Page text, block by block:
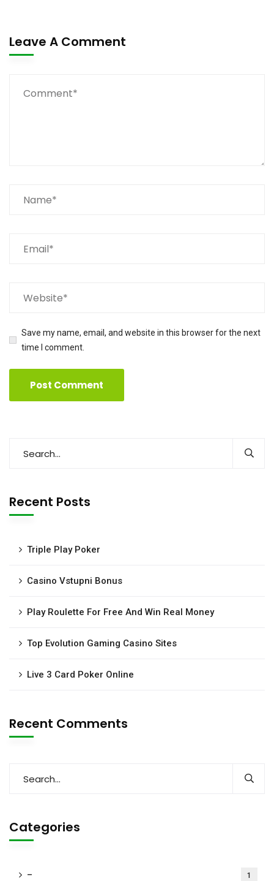
Leave A Comment
Save my name, email, and website in this browser for the next
time I comment.
Recent Posts
Triple Play Poker
Casino Vstupni Bonus
Play Roulette For Free And Win Real Money
Top Evolution Gaming Casino Sites
Live 3 Card Poker Online
Recent Comments
Categories
– 1